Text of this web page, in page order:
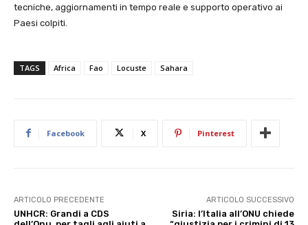
tecniche, aggiornamenti in tempo reale e supporto operativo ai
Paesi colpiti.
TAGS Africa Fao Locuste Sahara
Facebook X Pinterest
ARTICOLO PRECEDENTE
UNHCR: Grandi a CDS
ARTICOLO SUCCESSIVO
Siria: l’Italia all’ONU chiede